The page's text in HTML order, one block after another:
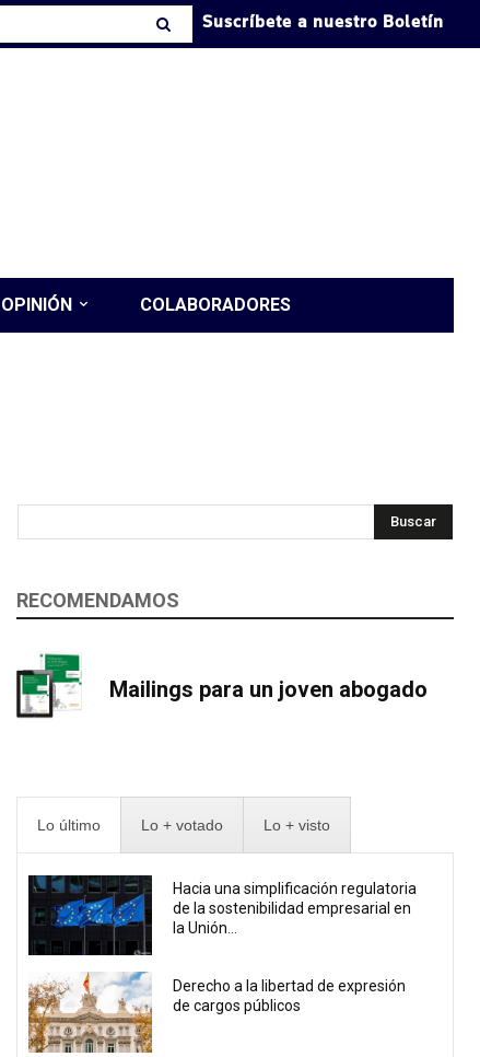
Suscríbete a nuestro Boletín
OPINIÓN COLABORADORES
Buscar
RECOMENDAMOS
Mailings para un joven abogado
Lo último Lo + votado Lo + visto
Hacia una simplificación regulatoria
de la sostenibilidad empresarial en
la Unión...
Derecho a la libertad de expresión
de cargos públicos